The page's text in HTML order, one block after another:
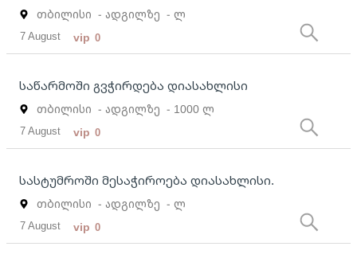
თბილისი - ადგილზე - ლ
7 August vip 0
საწარმოში გვჭირდება დიასახლისი
თბილისი - ადგილზე - 1000 ლ
7 August vip 0
სასტუმროში მესაჭიროება დიასახლისი.
თბილისი - ადგილზე - ლ
7 August vip 0